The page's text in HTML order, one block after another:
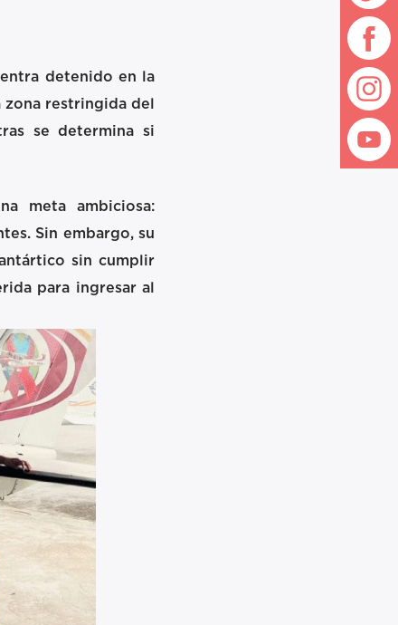
detenido en la
restringida del
se determina si
meta ambiciosa:
Sin embargo, su
sin cumplir
para ingresar al